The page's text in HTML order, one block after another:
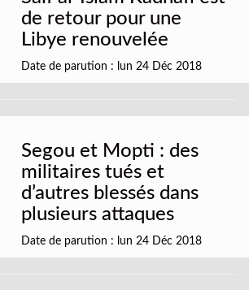
de retour pour une
Libye renouvelée
Date de parution : lun 24 Déc 2018
Segou et Mopti : des
militaires tués et
d’autres blessés dans
plusieurs attaques
Date de parution : lun 24 Déc 2018